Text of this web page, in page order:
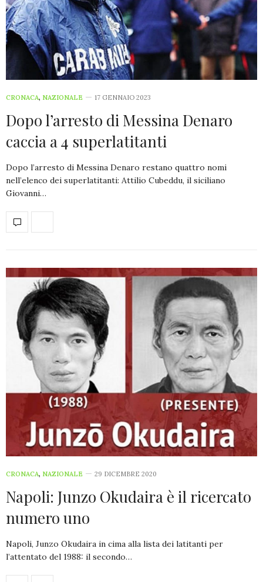
CRONACA, NAZIONALE 17 GENNAIO 2023
Dopo l’arresto di Messina Denaro
caccia a 4 superlatitanti
Dopo l’arresto di Messina Denaro restano quattro nomi
nell’elenco dei superlatitanti: Attilio Cubeddu, il siciliano
Giovanni…
CRONACA, NAZIONALE 29 DICEMBRE 2020
Napoli: Junzo Okudaira è il ricercato
numero uno
Napoli, Junzo Okudaira in cima alla lista dei latitanti per
l’attentato del 1988: il secondo…